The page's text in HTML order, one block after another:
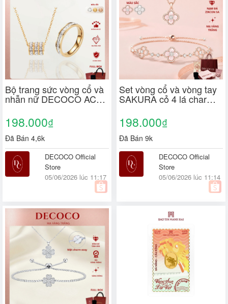
Bộ trang sức vòng cổ và
nhẫn nữ DECOCO ACC
(kèm Túi giấy + Hộp +
Thiệp)
198.000₫
Đã Bán 4,6k
DECOCO Official
Store
05/06/2026 lúc 11:17
Set vòng cổ và vòng tay
SAKURA cỏ 4 lá charm
trắng DECOCO ACC (
kèm Túi giấy + Hộp +
Thiệp )
198.000₫
Đã Bán 9k
DECOCO Official
Store
05/06/2026 lúc 11:14